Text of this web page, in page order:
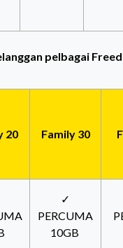
pelbagai
20 Family 30
✓
PERCUMA
10GB